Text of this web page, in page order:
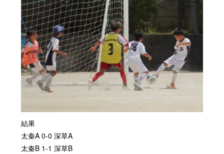
結果
太秦A 0-0 深草A
太秦B 1-1 深草B